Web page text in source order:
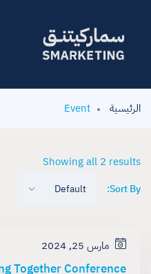
الرئيسية Event
Showing all 2 results
Sort By:
مارس 25, 2024
Together Conference